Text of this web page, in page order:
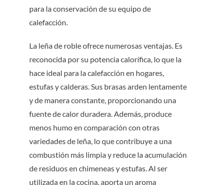
para la conservación de su equipo de
calefacción.
La leña de roble ofrece numerosas ventajas. Es
reconocida por su potencia calorífica, lo que la
hace ideal para la calefacción en hogares,
estufas y calderas. Sus brasas arden lentamente
y de manera constante, proporcionando una
fuente de calor duradera. Además, produce
menos humo en comparación con otras
variedades de leña, lo que contribuye a una
combustión más limpia y reduce la acumulación
de residuos en chimeneas y estufas. Al ser
utilizada en la cocina, aporta un aroma